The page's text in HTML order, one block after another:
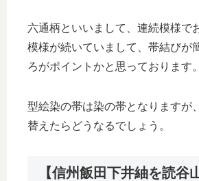
六通柄といいまして、連続模様で
模様が続いていまして、帯結びが
ろがポイントかと思っております。
型絵染の帯は染の帯となりますが
替えたらどうなるでしょう。
【信州飯田下井紬を読谷